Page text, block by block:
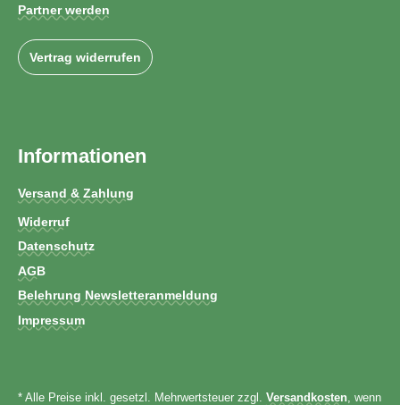
Partner werden
Vertrag widerrufen
Informationen
Versand & Zahlung
Widerruf
Datenschutz
AGB
Belehrung Newsletteranmeldung
Impressum
* Alle Preise inkl. gesetzl. Mehrwertsteuer zzgl. Versandkosten , wenn